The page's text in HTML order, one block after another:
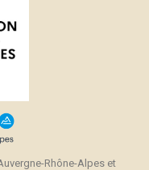
Rhône-Alpes et